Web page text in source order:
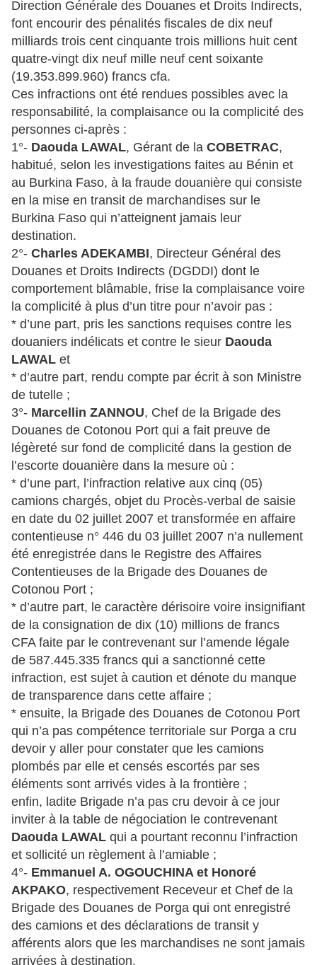
Direction Générale des Douanes et Droits Indirects,
font encourir des pénalités fiscales de dix neuf
milliards trois cent cinquante trois millions huit cent
quatre-vingt dix neuf mille neuf cent soixante
(19.353.899.960) francs cfa.
Ces infractions ont été rendues possibles avec la
responsabilité, la complaisance ou la complicité des
personnes ci-après :
1°- Daouda LAWAL, Gérant de la COBETRAC,
habitué, selon les investigations faites au Bénin et
au Burkina Faso, à la fraude douanière qui consiste
en la mise en transit de marchandises sur le
Burkina Faso qui n’atteignent jamais leur
destination.
2°- Charles ADEKAMBI, Directeur Général des
Douanes et Droits Indirects (DGDDI) dont le
comportement blâmable, frise la complaisance voire
la complicité à plus d’un titre pour n’avoir pas :
* d’une part, pris les sanctions requises contre les
douaniers indélicats et contre le sieur Daouda
LAWAL et
* d’autre part, rendu compte par écrit à son Ministre
de tutelle ;
3°- Marcellin ZANNOU, Chef de la Brigade des
Douanes de Cotonou Port qui a fait preuve de
légèreté sur fond de complicité dans la gestion de
l’escorte douanière dans la mesure où :
* d’une part, l’infraction relative aux cinq (05)
camions chargés, objet du Procès-verbal de saisie
en date du 02 juillet 2007 et transformée en affaire
contentieuse n° 446 du 03 juillet 2007 n’a nullement
été enregistrée dans le Registre des Affaires
Contentieuses de la Brigade des Douanes de
Cotonou Port ;
* d’autre part, le caractère dérisoire voire insignifiant
de la consignation de dix (10) millions de francs
CFA faite par le contrevenant sur l’amende légale
de 587.445.335 francs qui a sanctionné cette
infraction, est sujet à caution et dénote du manque
de transparence dans cette affaire ;
* ensuite, la Brigade des Douanes de Cotonou Port
qui n’a pas compétence territoriale sur Porga a cru
devoir y aller pour constater que les camions
plombés par elle et censés escortés par ses
éléments sont arrivés vides à la frontière ;
enfin, ladite Brigade n’a pas cru devoir à ce jour
inviter à la table de négociation le contrevenant
Daouda LAWAL qui a pourtant reconnu l’infraction
et sollicité un règlement à l’amiable ;
4°- Emmanuel A. OGOUCHINA et Honoré
AKPAKO, respectivement Receveur et Chef de la
Brigade des Douanes de Porga qui ont enregistré
des camions et des déclarations de transit y
afférents alors que les marchandises ne sont jamais
arrivées à destination.